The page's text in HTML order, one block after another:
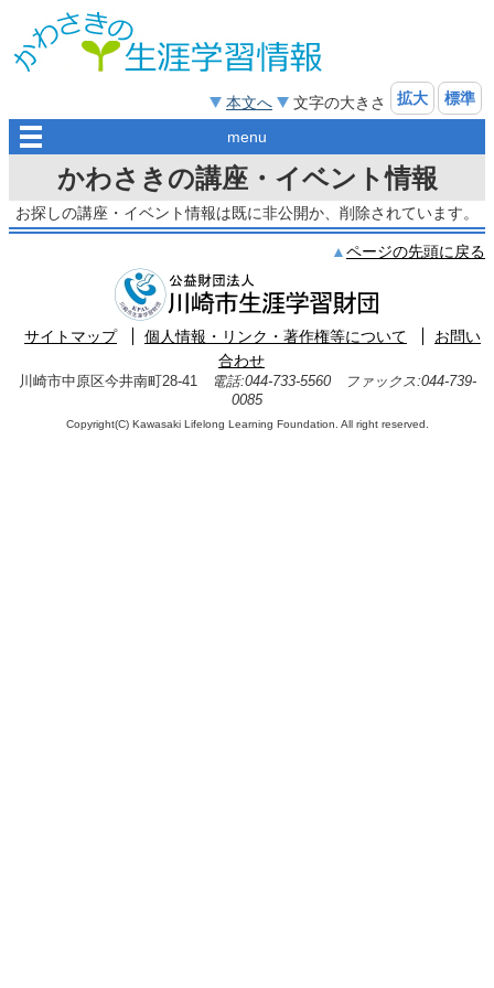
本文へ 文字の大きさ 拡大 標準
menu
かわさきの講座・イベント情報
お探しの講座・イベント情報は既に非公開か、削除されています。
ページの先頭に戻る
サイトマップ 個人情報・リンク・著作権等について
お問い
合わせ
川崎市中原区今井南町28-41
電話:044-733-5560 ファックス:044-739-
0085
Copyright(C) Kawasaki Lifelong Learning Foundation. All right reserved.